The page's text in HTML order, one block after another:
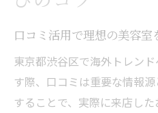
口コミ活用で理想の美容室
東京都渋谷区で海外トレン
す際、口コミは重要な情報
することで、実際に来店し